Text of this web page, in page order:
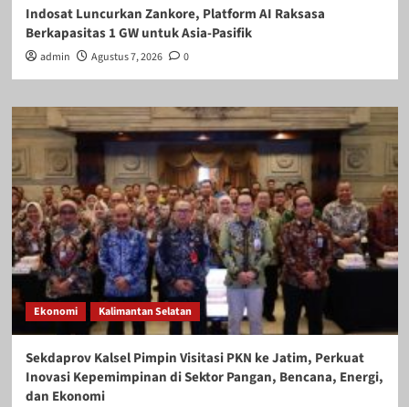
Indosat Luncurkan Zankore, Platform AI Raksasa
Berkapasitas 1 GW untuk Asia-Pasifik
admin Agustus 7, 2026 0
Ekonomi Kalimantan Selatan
Sekdaprov Kalsel Pimpin Visitasi PKN ke Jatim, Perkuat
Inovasi Kepemimpinan di Sektor Pangan, Bencana, Energi,
dan Ekonomi